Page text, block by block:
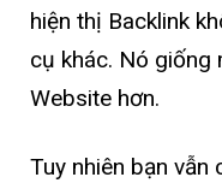
hiện thị Backlink
cụ khác. Nó giống
Website hơn.
Tuy nhiên bạn